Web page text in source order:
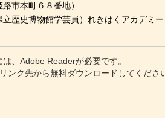
市本町６８番地）
歴史博物館学芸員）れきはくアカデミ
、Adobe Readerが必要です。
ク先から無料ダウンロードしてくださ